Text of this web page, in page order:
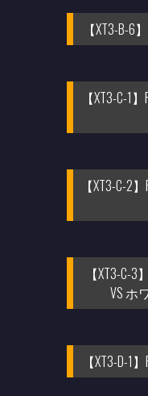
【XT3-B-6
【XT3-C-1
【XT3-C-2
【XT3-C-
VS ホ
【XT3-D-1